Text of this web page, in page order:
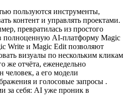
пользуются инструменты,
контент и управлять проектами.
превратилась из простого
полноценную AI‑платформу Magic
Write и Magic Edit позволяют
визуалы по нескольким кликам
же отчёта, еженедельно
человек, а его модели
и голосовые запросы .
за себя: AI уже проник в